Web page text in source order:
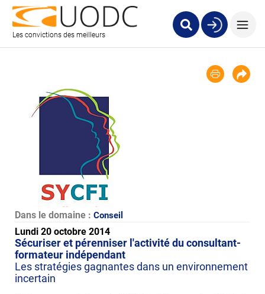
Les convictions des meilleurs
Dans le domaine : Conseil
Lundi 20 octobre 2014
Sécuriser et pérenniser l'activité du consultant-
formateur indépendant
Les stratégies gagnantes dans un environnement
incertain